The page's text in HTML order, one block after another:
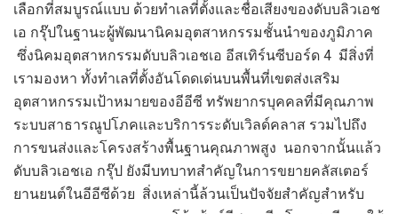
เลือกที่สมบูรณ์แบบ ด้วยทำเลที่ตั้งและชื่อเสียงของดับบลิวเอช
เอ กรุ๊ปในฐานะผู้พัฒนานิคมอุตสาหกรรมชั้นนำของภูมิภาค
ซึ่งนิคมอุตสาหกรรมดับบลิวเอชเอ อีสเทิร์นซีบอร์ด 4 มีสิ่งที่
เรามองหา ทั้งทำเลที่ตั้งอันโดดเด่นบนพื้นที่เขตส่งเสริม
อุตสาหกรรมเป้าหมายของอีอีซี ทรัพยากรบุคคลที่มีคุณภาพ
ระบบสาธารณูปโภคและบริการระดับเวิลด์คลาส รวมไปถึง
การขนส่งและโครงสร้างพื้นฐานคุณภาพสูง นอกจากนั้นแล้ว
ดับบลิวเอชเอ กรุ๊ป ยังมีบทบาทสำคัญในการขยายคลัสเตอร์
ยานยนต์ในอีอีซีด้วย สิ่งเหล่านี้ล้วนเป็นปัจจัยสำคัญสำหรับ